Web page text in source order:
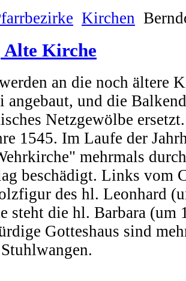
Kirchen
Kirche
an die noch ältere
angebaut, und die
Netzgewölbe
1545. Im Laufe der
mehrmals
beschädigt. Links vom
des hl. Leonhard
steht die hl. Barbara
Gotteshaus sind